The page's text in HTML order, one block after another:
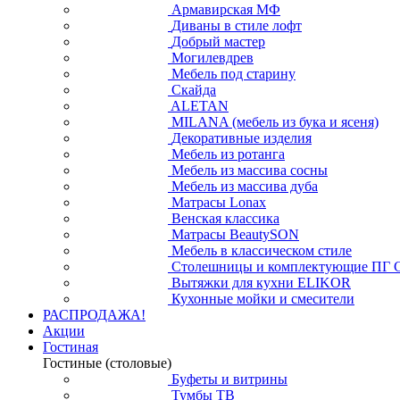
Армавирская МФ
Диваны в стиле лофт
Добрый мастер
Могилевдрев
Мебель под старину
Скайда
ALETAN
MILANA (мебель из бука и ясеня)
Декоративные изделия
Мебель из ротанга
Мебель из массива сосны
Мебель из массива дуба
Матрасы Lonax
Венская классика
Матрасы BeautySON
Мебель в классическом стиле
Столешницы и комплектующие ПГ
Вытяжки для кухни ELIKOR
Кухонные мойки и смесители
РАСПРОДАЖА!
Акции
Гостиная
Гостиные (столовые)
Буфеты и витрины
Тумбы ТВ